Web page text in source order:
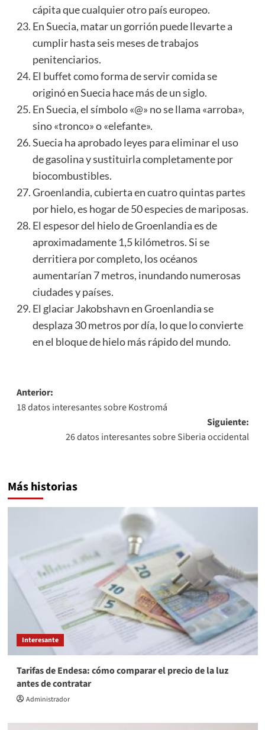
cápita que cualquier otro país europeo.
En Suecia, matar un gorrión puede llevarte a
cumplir hasta seis meses de trabajos
penitenciarios.
El buffet como forma de servir comida se
originó en Suecia hace más de un siglo.
En Suecia, el símbolo «@» no se llama «arroba»,
sino «tronco» o «elefante».
Suecia ha aprobado leyes para eliminar el uso
de gasolina y sustituirla completamente por
biocombustibles.
Groenlandia, cubierta en cuatro quintas partes
por hielo, es hogar de 50 especies de mariposas.
El espesor del hielo de Groenlandia es de
aproximadamente 1,5 kilómetros. Si se
derritiera por completo, los océanos
aumentarían 7 metros, inundando numerosas
ciudades y países.
El glaciar Jakobshavn en Groenlandia se
desplaza 30 metros por día, lo que lo convierte
en el bloque de hielo más rápido del mundo.
Navegación
de
entradas
Anterior:
18 datos interesantes sobre Kostromá
Siguiente:
26 datos interesantes sobre Siberia occidental
Más historias
Interesante
Tarifas de Endesa: cómo comparar el precio de la luz
antes de contratar
Administrador